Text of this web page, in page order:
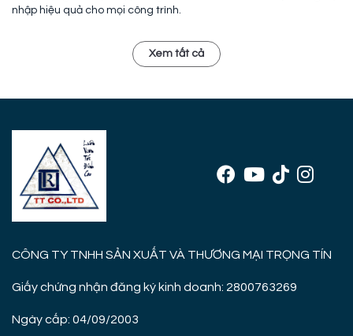
nhập hiệu quả cho mọi công trình.
Xem tất cả
CÔNG TY TNHH SẢN XUẤT VÀ THƯƠNG MẠI TRỌNG TÍN
Giấy chứng nhận đăng ký kinh doanh: 2800763269
Ngày cấp: 04/09/2003